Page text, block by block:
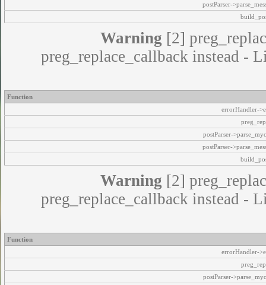
postParser-
Warning [2]
preg_replace_callback instead -
Function
errorHandler-
postParser-
postParser-
Warning [2]
preg_replace_callback instead -
Function
errorHandler-
postParser-